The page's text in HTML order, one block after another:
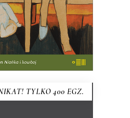
TYLKO 400 EGZ.